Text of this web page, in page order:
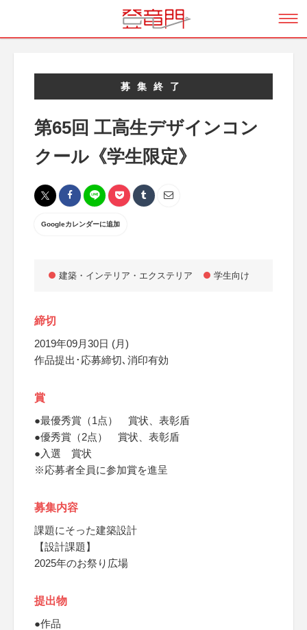
募集終了
第65回 工高生デザインコン
クール《学生限定》
Googleカレンダーに追加
建築・インテリア・エクステリア 学生向け
締切
2019年09月30日 (月)
作品提出･応募締切､消印有効
賞
●最優秀賞（1点） 賞状、表彰盾
●優秀賞（2点） 賞状、表彰盾
●入選 賞状
※応募者全員に参加賞を進呈
募集内容
課題にそった建築設計
【設計課題】
2025年のお祭り広場
提出物
●作品